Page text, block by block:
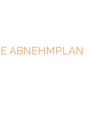
ABNEHMPLAN